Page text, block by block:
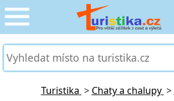
CESTOVÁNÍ
Turistika > Chaty a chalupy >